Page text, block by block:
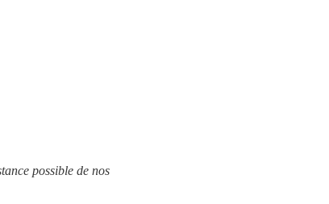
possible de nos